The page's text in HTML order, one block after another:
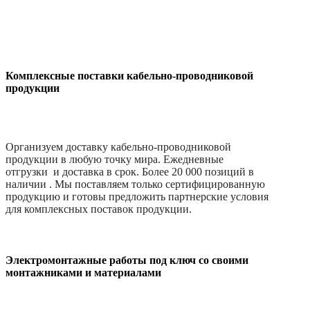
Комплексные поставки кабельно-проводниковой
продукции
Организуем доставку кабельно-проводниковой
продукции в любую точку мира. Ежедневные
отгрузки и доставка в срок. Более 20 000 позиций в
наличии . Мы поставляем только сертифицированную
продукцию и готовы предложить партнерские условия
для комплексных поставок продукции.
Электромонтажные работы под ключ со своими
монтажниками и материалами